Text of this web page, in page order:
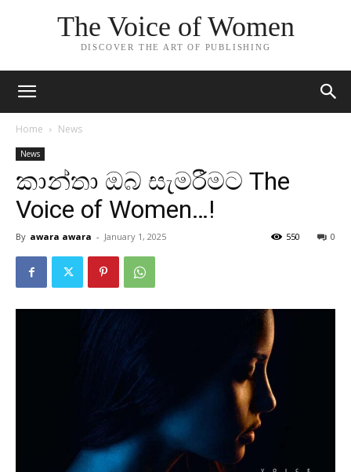
The Voice of Women
DISCOVER THE ART OF PUBLISHING
Home News
News
කාන්තා ඔබ සැමරීමට The
Voice of Women…!
By awara awara - January 1, 2025 0
550